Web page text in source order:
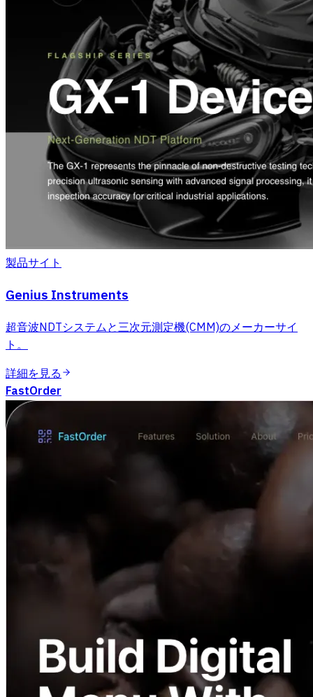
製品サイト
Genius Instruments
超音波NDTシステムと三次元測定機(CMM)のメーカーサイ
ト。
詳細を見る
FastOrder